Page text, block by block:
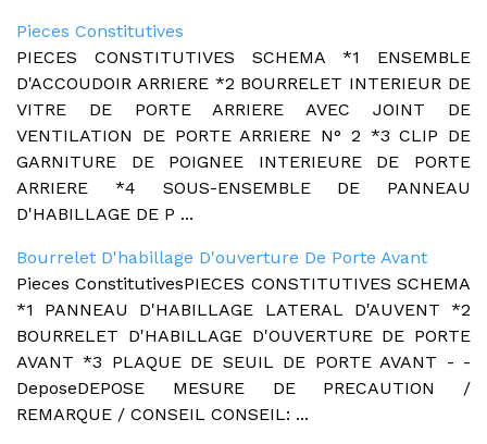
Pieces Constitutives
PIECES CONSTITUTIVES SCHEMA *1 ENSEMBLE
D'ACCOUDOIR ARRIERE *2 BOURRELET INTERIEUR DE
VITRE DE PORTE ARRIERE AVEC JOINT DE
VENTILATION DE PORTE ARRIERE N° 2 *3 CLIP DE
GARNITURE DE POIGNEE INTERIEURE DE PORTE
ARRIERE *4 SOUS-ENSEMBLE DE PANNEAU
D'HABILLAGE DE P ...
Bourrelet D'habillage D'ouverture De Porte Avant
Pieces ConstitutivesPIECES CONSTITUTIVES SCHEMA
*1 PANNEAU D'HABILLAGE LATERAL D'AUVENT *2
BOURRELET D'HABILLAGE D'OUVERTURE DE PORTE
AVANT *3 PLAQUE DE SEUIL DE PORTE AVANT - -
DeposeDEPOSE MESURE DE PRECAUTION /
REMARQUE / CONSEIL CONSEIL: ...